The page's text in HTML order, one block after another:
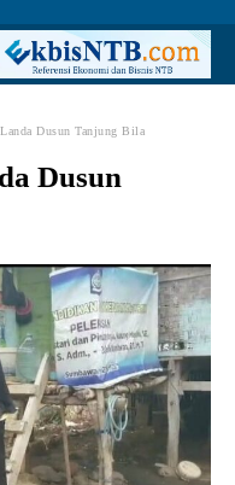
Dusun Tanjung Bila
Dusun